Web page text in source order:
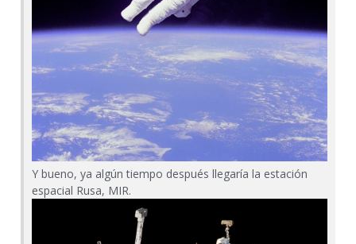
Y bueno, ya algún tiempo después llegaría la estación
espacial Rusa, MIR.